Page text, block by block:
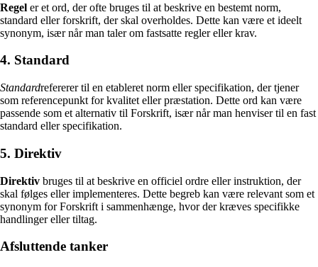
Regel er et ord, der ofte bruges til at beskrive en bestemt norm,
standard eller forskrift, der skal overholdes. Dette kan være et ideelt
synonym, især når man taler om fastsatte regler eller krav.
4. Standard
Standardrefererer til en etableret norm eller specifikation, der tjener
som referencepunkt for kvalitet eller præstation. Dette ord kan være
passende som et alternativ til Forskrift, især når man henviser til en fast
standard eller specifikation.
5. Direktiv
Direktiv bruges til at beskrive en officiel ordre eller instruktion, der
skal følges eller implementeres. Dette begreb kan være relevant som et
synonym for Forskrift i sammenhænge, hvor der kræves specifikke
handlinger eller tiltag.
Afsluttende tanker